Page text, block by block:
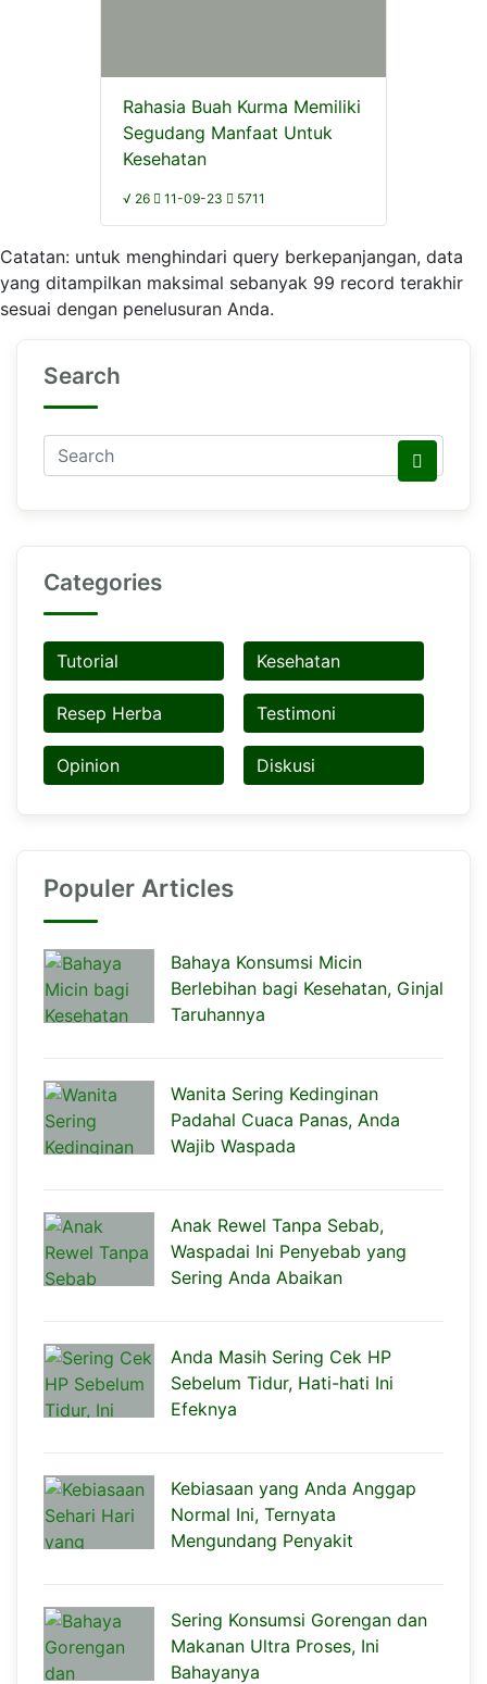
Rahasia Buah Kurma Memiliki
Segudang Manfaat Untuk
Kesehatan
√ 26 11-09-23 5711
Catatan: untuk menghindari query berkepanjangan, data
yang ditampilkan maksimal sebanyak 99 record terakhir
sesuai dengan penelusuran Anda.
Search
Categories
Tutorial Kesehatan
Resep Herba Testimoni
Opinion Diskusi
Populer Articles
Bahaya Konsumsi Micin
Berlebihan bagi Kesehatan, Ginjal
Taruhannya
Wanita Sering Kedinginan
Padahal Cuaca Panas, Anda
Wajib Waspada
Anak Rewel Tanpa Sebab,
Waspadai Ini Penyebab yang
Sering Anda Abaikan
Anda Masih Sering Cek HP
Sebelum Tidur, Hati-hati Ini
Efeknya
Kebiasaan yang Anda Anggap
Normal Ini, Ternyata
Mengundang Penyakit
Sering Konsumsi Gorengan dan
Makanan Ultra Proses, Ini
Bahayanya